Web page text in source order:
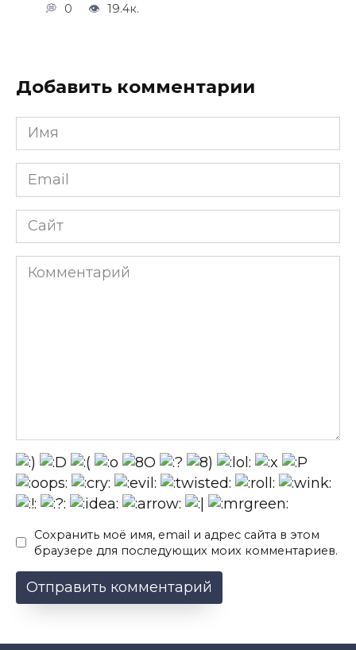
0 19.4к.
Добавить комментарии
Имя
*
Email
Сайт
Комментарий
Сохранить моё имя, email и адрес сайта в этом
браузере для последующих моих комментариев.